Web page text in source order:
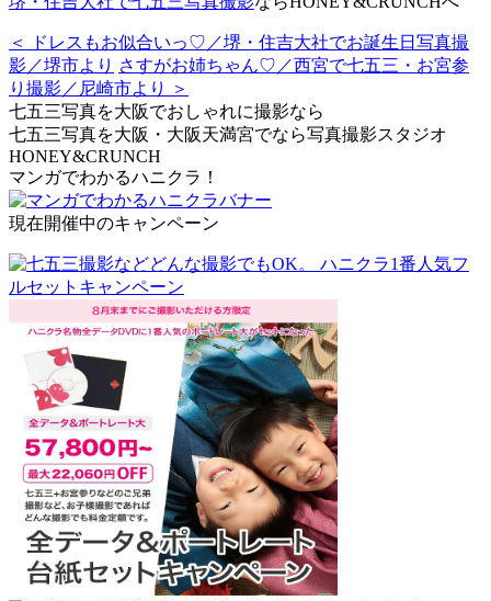
＜ ドレスもお似合いっ♡／堺・住吉大社でお誕生日写真撮
影／堺市より さすがお姉ちゃん♡／西宮で七五三・お宮参
り撮影／尼崎市より ＞
七五三写真を大阪でおしゃれに撮影なら
七五三写真を大阪・大阪天満宮でなら写真撮影スタジオ
HONEY&CRUNCH
マンガでわかるハニクラ！
現在開催中のキャンペーン